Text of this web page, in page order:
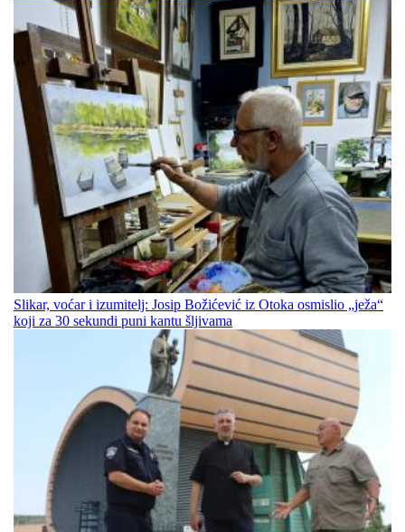
Slikar, voćar i izumitelj: Josip Božićević iz Otoka osmislio „ježa“
koji za 30 sekundi puni kantu šljivama